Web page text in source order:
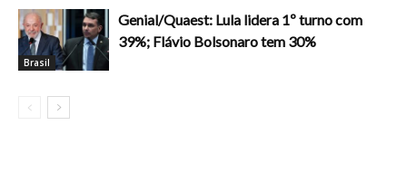
Brasil
Genial/Quaest: Lula lidera 1º turno com
39%; Flávio Bolsonaro tem 30%